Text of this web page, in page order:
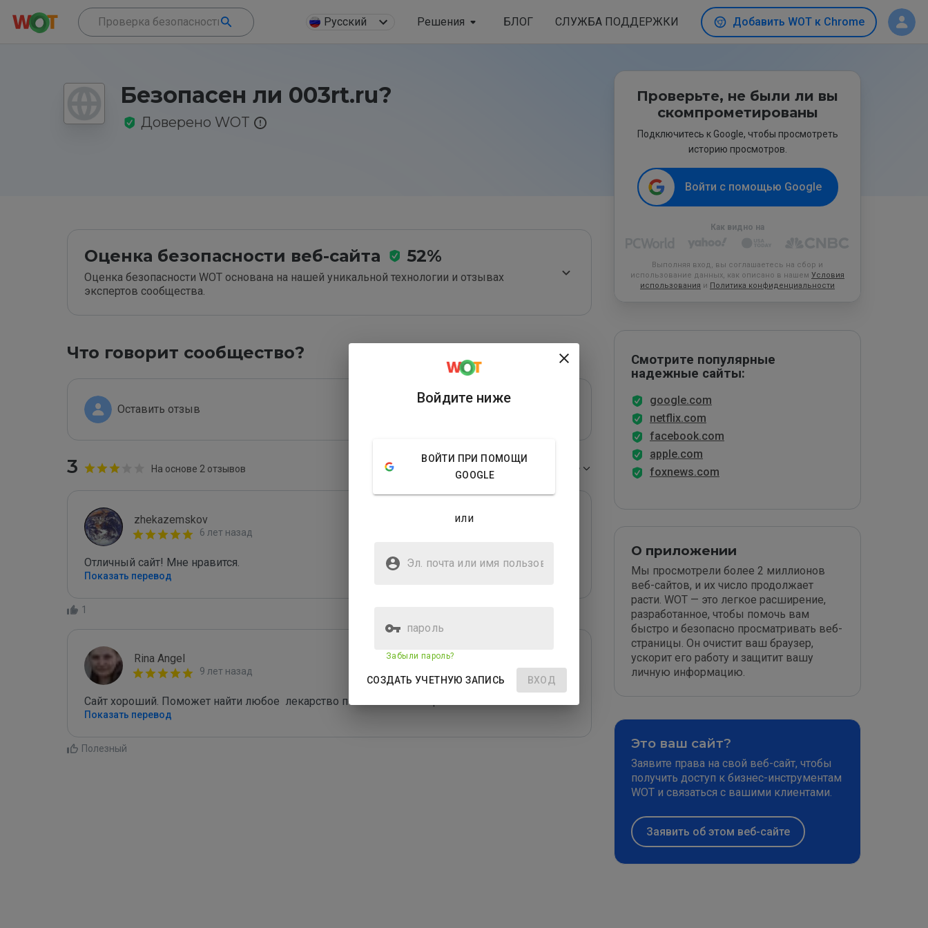
Русский Решения БЛОГ СЛУЖБА ПОДДЕРЖКИ Добавить WOT к Chrome
Безопасен ли 003rt.ru?
Доверено WOT
Оценка безопасности веб-сайта 52%
Оценка безопасности WOT основана на нашей уникальной технологии и отзывах
экспертов сообщества.
Что говорит сообщество?
Оставить отзыв
3 На основе 2 отзывов Новые
zhekazemskov
6 лет назад
Отличный сайт! Мне нравится.
Показать перевод
1
Rina Angel
9 лет назад
Сайт хороший. Поможет найти любое  лекарство по оптимальной цене.
Показать перевод
Полезный
Проверьте, не были ли вы
скомпрометированы
Подключитесь к Google, чтобы просмотреть
историю просмотров.
Войти с помощью Google
Как видно на
Выполняя вход, вы соглашаетесь на сбор и
использование данных, как описано в нашем Условия
использования и Политика конфиденциальности
Смотрите популярные
надежные сайты:
google.com
netflix.com
facebook.com
apple.com
foxnews.com
О приложении
Мы просмотрели более 2 миллионов
веб-сайтов, и их число продолжает
расти. WOT — это легкое расширение,
разработанное, чтобы помочь вам
быстро и безопасно просматривать веб-
страницы. Он очистит ваш браузер,
ускорит его работу и защитит вашу
личную информацию.
Это ваш сайт?
Заявите права на свой веб-сайт, чтобы
получить доступ к бизнес-инструментам
WOT и связаться с вашими клиентами.
Заявить об этом веб-сайте
Войдите ниже
ВОЙТИ ПРИ ПОМОЩИ
GOOGLE
или
Эл. почта или имя
пользователя
пароль
Забыли пароль?
СОЗДАТЬ УЧЕТНУЮ ЗАПИСЬ ВХОД